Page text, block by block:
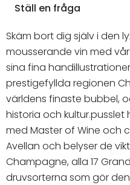
Ställ en fråga
Skäm bort dig själv i den
mousserande vin med
sina fina
prestigefyllda regionen
världens finaste bubbel,
historia och
med Master of Wine och
Avellan och belyser de
Champagne, alla 17
druvsorterna som gör